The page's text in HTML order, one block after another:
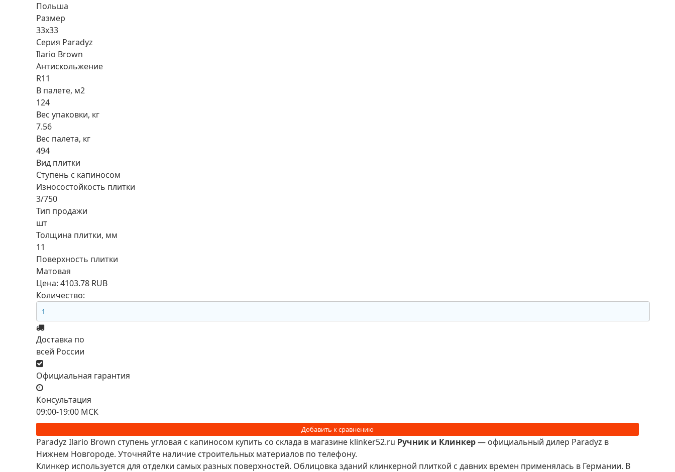
Польша
Размер
33x33
Серия Paradyz
Ilario Brown
Антискольжение
R11
В палете, м2
124
Вес упаковки, кг
7.56
Вес палета, кг
494
Вид плитки
Ступень с капиносом
Износостойкость плитки
3/750
Тип продажи
шт
Толщина плитки, мм
11
Поверхность плитки
Матовая
Цена: 4103.78 RUB
Количество:
Доставка по
всей России
Официальная гарантия
Консультация
09:00-19:00 МСК
Paradyz Ilario Brown ступень угловая с капиносом купить со склада в магазине klinker52.ru Ручник и Клинкер— официальный дилер Paradyz в
Нижнем Новгороде. Уточняйте наличие строительных материалов по телефону.
Клинкер используется для отделки самых разных поверхностей. Облицовка зданий клинкерной плиткой с давних времен применялась в Германии. В